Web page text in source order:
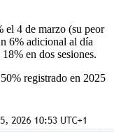
el 4 de marzo (su peor
6% adicional al día
en dos sesiones.
registrado en 2025